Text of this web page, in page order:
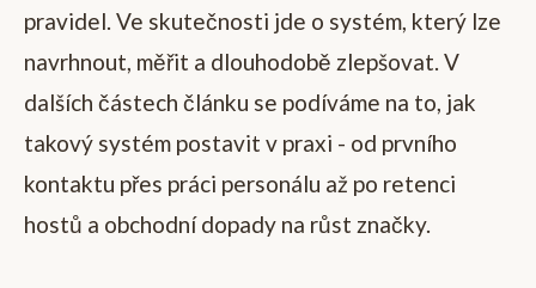
pravidel. Ve skutečnosti jde o systém, který lze
navrhnout, měřit a dlouhodobě zlepšovat. V
dalších částech článku se podíváme na to, jak
takový systém postavit v praxi - od prvního
kontaktu přes práci personálu až po retenci
hostů a obchodní dopady na růst značky.